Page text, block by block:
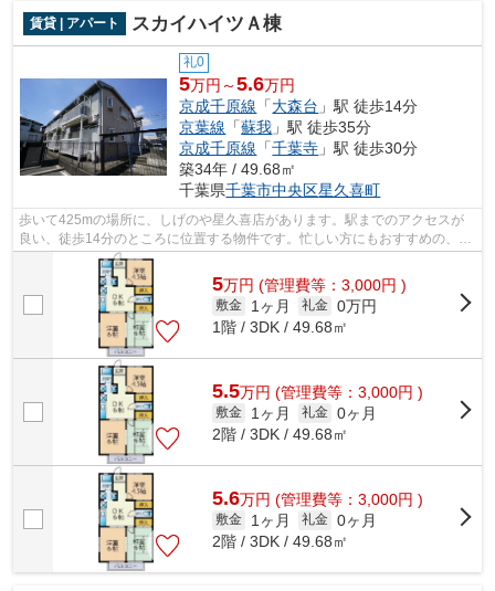
賃貸 | アパート スカイハイツＡ棟
礼0
5万円～5.6万円
京成千原線 「大森台 」駅 徒歩14分
京葉線 「蘇我 」駅 徒歩35分
京成千原線 「千葉寺 」駅 徒歩30分
築34年 / 49.68㎡
千葉県千葉市中央区星久喜町
歩いて425mの場所に、しげのや星久喜店があります。駅までのアクセスが
良い、徒歩14分のところに位置する物件です。忙しい方にもおすすめの、敷
地内ごみ置き場付きの物件です。こちら...
5万円 (管理費等：3,000円 )
敷金 1ヶ月 礼金 0万円
1階 / 3DK / 49.68㎡
5.5万円 (管理費等：3,000円 )
敷金 1ヶ月 礼金 0ヶ月
2階 / 3DK / 49.68㎡
5.6万円 (管理費等：3,000円 )
敷金 1ヶ月 礼金 0ヶ月
2階 / 3DK / 49.68㎡